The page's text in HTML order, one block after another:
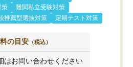
策
難関私立受験対策
推薦型選抜対策
定期テスト対策
の目安 （税込）
はお問い合わせください